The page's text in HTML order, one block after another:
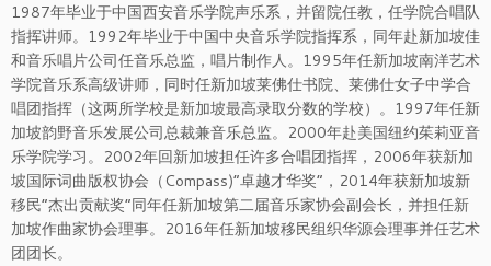
1987年毕业于中国西安音乐学院声乐系，并留院任教，任学院合唱队
指挥讲师。1992年毕业于中国中央音乐学院指挥系，同年赴新加坡佳
和音乐唱片公司任音乐总监，唱片制作人。1995年任新加坡南洋艺术
学院音乐系高级讲师，同时任新加坡莱佛仕书院、莱佛仕女子中学合
唱团指挥（这两所学校是新加坡最高录取分数的学校）。1997年任新
加坡韵野音乐发展公司总裁兼音乐总监。2000年赴美国纽约茱莉亚音
乐学院学习。2002年回新加坡担任许多合唱团指挥，2006年获新加
坡国际词曲版权协会（Compass)“卓越才华奖”，2014年获新加坡新
移民“杰出贡献奖”同年任新加坡第二届音乐家协会副会长，并担任新
加坡作曲家协会理事。2016年任新加坡移民组织华源会理事并任艺术
团团长。